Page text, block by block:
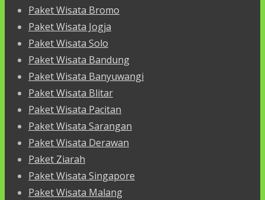
Paket Wisata Bromo
Paket Wisata Jogja
Paket Wisata Solo
Paket Wisata Bandung
Paket Wisata Banyuwangi
Paket Wisata Blitar
Paket Wisata Pacitan
Paket Wisata Sarangan
Paket Wisata Derawan
Paket Ziarah
Paket Wisata Singapore
Paket Wisata Malang